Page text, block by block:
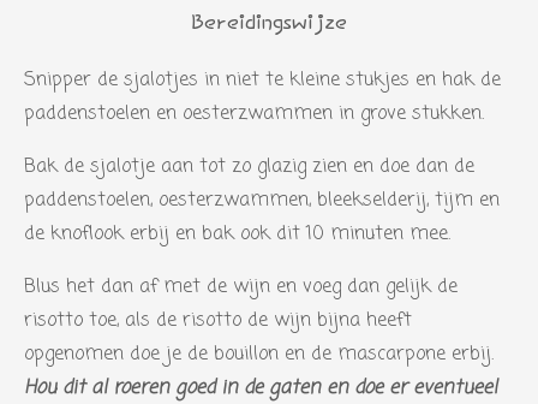
:
0
t
e
r
r
e
n
r
r
e
n
r
r
e
n
r
r
e
n
r
r
e
n
Bereidingswijze
Snipper de sjalotjes in niet te kleine stukjes en hak de
paddenstoelen en oesterzwammen in grove stukken.
Bak de sjalotje aan tot zo glazig zien en doe dan de
paddenstoelen, oesterzwammen, bleekselderij, tijm en
de knoflook erbij en bak ook dit 10 minuten mee.
Blus het dan af met de wijn en voeg dan gelijk de
risotto toe, als de risotto de wijn bijna heeft
opgenomen doe je de bouillon en de mascarpone erbij.
Hou dit al roeren goed in de gaten en doe er eventueel